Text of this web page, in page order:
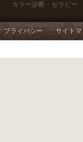
カラー診断・セラピー
プライバシー サイトマ